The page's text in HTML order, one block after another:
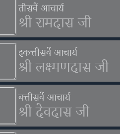
तीसवें आचार्य
श्री रामदास जी
इकत्तीसवें आचार्य
श्री लक्ष्मणदास जी
बत्तीसवें आचार्य
श्री देवदास जी